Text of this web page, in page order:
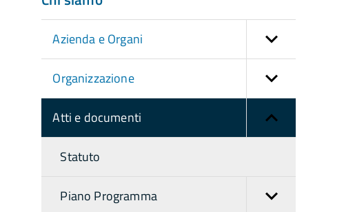
Azienda e Organi
Organizzazione
Atti e documenti
Statuto
Piano Programma